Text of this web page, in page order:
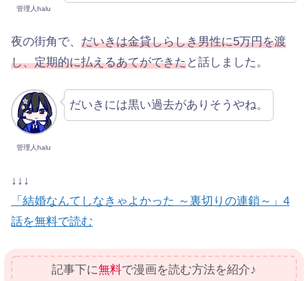
管理人halu
夜の街角で、 だいきは金貸しらしき男性に5万円を渡
し、定期的に払えるあてができたと話しました。
管理人halu
だいきには黒い過去がありそうやね。
↓↓↓
「結婚なんてしなきゃよかった ～裏切りの連鎖～」4
話を無料で読む
記事下に無料で漫画を読む方法を紹介♪